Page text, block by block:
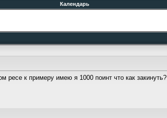
Календарь
ресе к примеру имею я 1000 поинт что как закинуть?